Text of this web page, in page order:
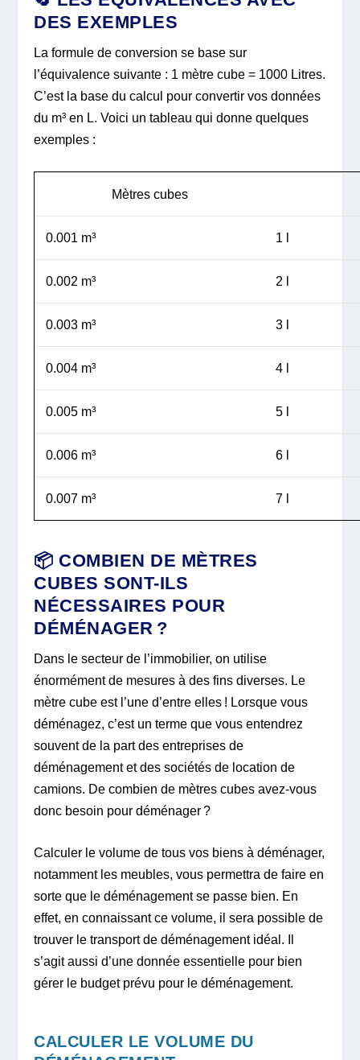
DES EXEMPLES
La formule de conversion se base sur
l’équivalence suivante : 1 mètre cube = 1000 Litres.
C’est la base du calcul pour convertir vos données
du m³ en L. Voici un tableau qui donne quelques
exemples :
Mètres cubes
0.001 m³ 1 l
0.002 m³ 2 l
0.003 m³ 3 l
0.004 m³ 4 l
0.005 m³ 5 l
0.006 m³ 6 l
0.007 m³ 7 l
📦 COMBIEN DE MÈTRES
CUBES SONT-ILS
NÉCESSAIRES POUR
DÉMÉNAGER ?
Dans le secteur de l’immobilier, on utilise
énormément de mesures à des fins diverses. Le
mètre cube est l’une d’entre elles ! Lorsque vous
déménagez, c’est un terme que vous entendrez
souvent de la part des entreprises de
déménagement et des sociétés de location de
camions. De combien de mètres cubes avez-vous
donc besoin pour déménager ?
Calculer le volume de tous vos biens à déménager,
notamment les meubles, vous permettra de faire en
sorte que le déménagement se passe bien. En
effet, en connaissant ce volume, il sera possible de
trouver le transport de déménagement idéal. Il
s’agit aussi d’une donnée essentielle pour bien
gérer le budget prévu pour le déménagement.
CALCULER LE VOLUME DU